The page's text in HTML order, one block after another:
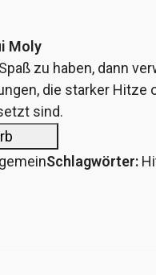
Moly
zu haben, dann
die starker Hitze
sind.
Schlagwörter: